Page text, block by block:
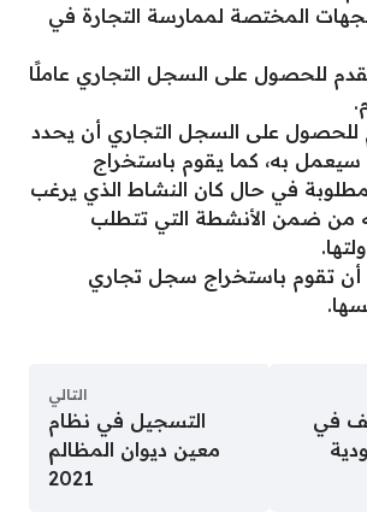
المختصة لممارسة التجارة في
للحصول على السجل التجاري عاملًا
للحصول على السجل التجاري أن يحدد
سيعمل به، كما يقوم باستخراج
في حال كان النشاط الذي يرغب
من ضمن الأنشطة التي تتطلب
أن تقوم باستخراج سجل تجاري
في
التالي
التسجيل في نظام
معين ديوان المظالم
2021